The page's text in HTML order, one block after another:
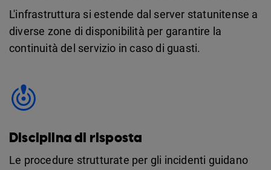
L'infrastruttura si estende dal server statunitense a
diverse zone di disponibilità per garantire la
continuità del servizio in caso di guasti.
Disciplina di risposta
Le procedure strutturate per gli incidenti guidano